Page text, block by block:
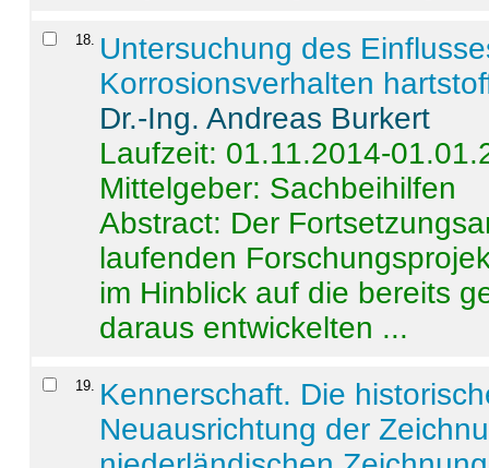
18
Untersuchung des
Korrosionsverhalten
Dr.-Ing. Andreas Burkert
Laufzeit: 01.11.2014-
Mittelgeber: Sachbeihilfen
Abstract: Der
laufenden
im Hinblick auf die bereits
daraus entwickelten ...
19
Kennerschaft. Die
Neuausrichtung der